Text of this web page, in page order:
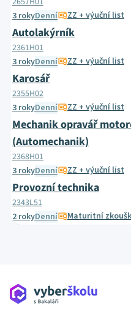
3 rokyDenní ZZ + výuční list
Autolakýrník
2361H01
3 rokyDenní ZZ + výuční list
Karosář
2355H02
3 rokyDenní ZZ + výuční list
Mechanik opravář
(Automechanik)
2368H01
3 rokyDenní ZZ + výuční list
Provozní technika
2343L51
2 rokyDenní Maturitní